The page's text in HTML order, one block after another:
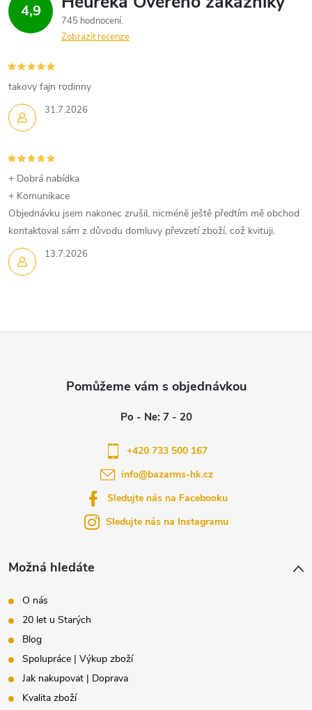
4,9
745 hodnocení
Zobrazit recenze
31.7.2026
takovy fajn rodinny
13.7.2026
+ Dobrá nabídka
+ Komunikace
Objednávku jsem nakonec zrušil, nicméně ještě předtím mě obchod
kontaktoval sám z důvodu domluvy převzetí zboží, což kvituji.
Možná hledáte
O nás
20 let u Starých
Blog
Spolupráce | Výkup zboží
Jak nakupovat | Doprava
Kvalita zboží
info@bazarms-hk.cz
+420 733 500 167
Sledujte nás na Facebooku
Sledujte nás na Instagramu